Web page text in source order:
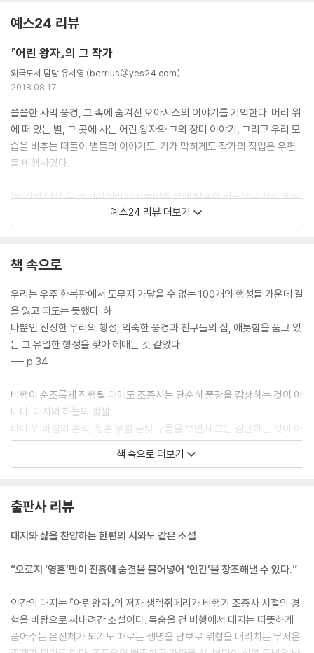
예스24 리뷰
『어린 왕자』의 그 작가
외국도서 담당 유서영 (berrius@yes24.com)
2018.08.17.
쓸쓸한 사막 풍경, 그 속에 숨겨진 오아시스의 이야기를 기억한다. 머리 위
에 떠 있는 별, 그 곳에 사는 어린 왕자와 그의 장미 이야기, 그리고 우리 모
습을 비추는 떠돌이 별들의 이야기도. 기가 막히게도 작가의 직업은 우편
물 비행사였다.
『인간의 대지』는 생텍쥐페리가 서른아홉 살에 발표한 작품으로 자신과 동
료들이 비행사로서 겪은 경험을 바탕으로 하고 있다. 1900년대 초 중반,
비행기는 지금과는 사뭇 다른 고철 덩어리였다. 초보 비행사는 테이블에
은 첨단 기계 없이 오롯이 선배 비행사들이 개척한 항로를 따라 홀로 싸워
던 길에 그는 행복한 사람들의 얼굴을 본다. 크리스마스 선물을 주고 받으
며 기뻐할 사람들은 스쳐 지나가는 그가 자신들을 위해 목숨을 바치고 있
다는 것을 모를 것이었다.
망망 대해 같은 구름 바다 아래에 진짜 바다가 있을지 나와 동료를 부숴버
우리를 습격할지 모르는 적이 숨어있을 때 비로소 신비롭고 아름다운 곳이
되었다. 어린 왕자의 팬이라면 그가 어떻게 그와 같은 감성을 갖게 되었는
지, 어떤 시선으로 동료와 소녀들, 노예와 게릴라들을 바라보았는지 궁금
할 것이다. 이 책 속에 그 답이 있다.
예스24 리뷰 더보기
책 속으로
우리는 우주 한복판에서 도무지 가닿을 수 없는 100개의 행성들 가운데 길
을 잃고 떠도는 듯했다. 하
나뿐인 진정한 우리의 행성, 익숙한 풍경과 친구들의 집, 애틋함을 품고 있
는 그 유일한 행성을 찾아 헤매는 것 같았다.
--- p.34
비행이 순조롭게 진행될 때에도 조종사는 단순히 풍광을 감상하는 것이 아
니다. 대지와 하늘의 빛깔,
바다 위 바람의 흔적, 황혼 무렵 금빛 구름을 보면서 그는 감탄하는 것이 아
니라 깊이 생각에 잠긴다. 자기 농지를 한 바퀴 둘러보며 무수한 징후를 통
해 봄이 오고 있음을, 냉해의 위협을, 비가 올 것을 예감하는 농부와 마찬가
--- p.42
이제 우리에게
다. 가슴을 찢는 애도가 아닌 다소 씁쓸한 애도가.
--- p.53
이 초라한 운명을 마주하면서 진정한 한 인간의 죽음이 떠올랐다. 어느 정
책 속으로 더보기
출판사 리뷰
대지와 삶을 찬양하는 한편의 시와도 같은 소설
“오로지 ‘영혼’만이 진흙에 숨결을 불어넣어 ‘인간’을 창조해낼 수 있다.”
인간의 대지는 『어린왕자』의 저자 생텍쥐페리가 비행기 조종사 시절의 경
험을 바탕으로 써내려간 소설이다. 목숨을 건 비행에서 대지는 따뜻하게
품어주는 은신처가 되기도 때로는 생명을 담보로 위협을 내리치는 무서운